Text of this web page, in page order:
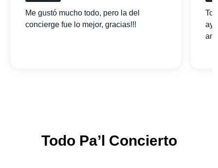
Me gustó mucho todo, pero la del
concierge fue lo mejor, gracias!!!
Todo Pa’l Concierto